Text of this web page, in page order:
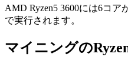
AMD Ryzen5 3600には6コア
で実行されます。
マイニングの